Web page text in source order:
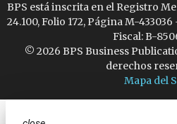
BPS está inscrita en el Registro
24.100, Folio 172, Página M-
Fiscal: B-
© 2026 BPS Business
derechos
Mapa del